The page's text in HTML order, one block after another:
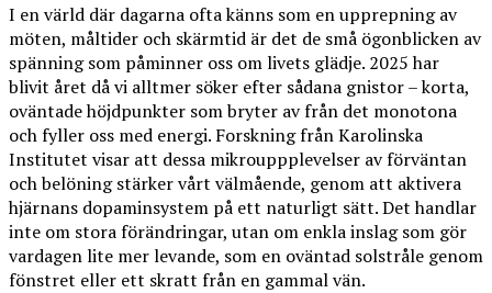
I en värld där dagarna ofta känns som en upprepning av
möten, måltider och skärmtid är det de små ögonblicken av
spänning som påminner oss om livets glädje. 2025 har
blivit året då vi alltmer söker efter sådana gnistor – korta,
oväntade höjdpunkter som bryter av från det monotona
och fyller oss med energi. Forskning från Karolinska
Institutet visar att dessa mikrouppplevelser av förväntan
och belöning stärker vårt välmående, genom att aktivera
hjärnans dopaminsystem på ett naturligt sätt. Det handlar
inte om stora förändringar, utan om enkla inslag som gör
vardagen lite mer levande, som en oväntad solstråle genom
fönstret eller ett skratt från en gammal vän.